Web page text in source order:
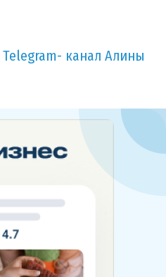
Telegram- канал Алины